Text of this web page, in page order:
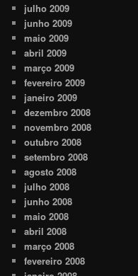
julho 2009
junho 2009
maio 2009
abril 2009
março 2009
fevereiro 2009
janeiro 2009
dezembro 2008
novembro 2008
outubro 2008
setembro 2008
agosto 2008
julho 2008
junho 2008
maio 2008
abril 2008
março 2008
fevereiro 2008